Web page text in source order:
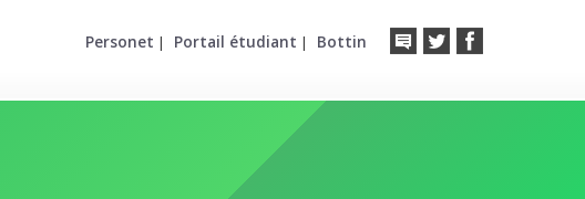
Personet | Portail étudiant | Bottin